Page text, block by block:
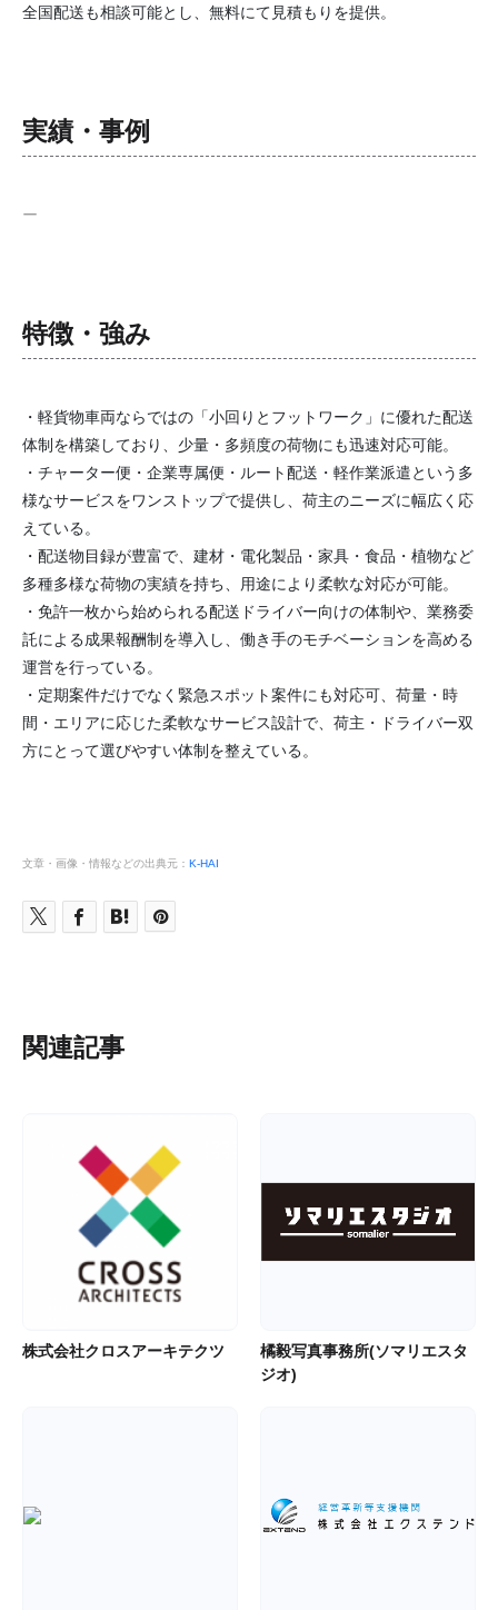
全国配送も相談可能とし、無料にて見積もりを提供。
実績・事例
ー
特徴・強み
・軽貨物車両ならではの「小回りとフットワーク」に優れた配送
体制を構築しており、少量・多頻度の荷物にも迅速対応可能。
・チャーター便・企業専属便・ルート配送・軽作業派遣という多
様なサービスをワンストップで提供し、荷主のニーズに幅広く応
えている。
・配送物目録が豊富で、建材・電化製品・家具・食品・植物など
多種多様な荷物の実績を持ち、用途により柔軟な対応が可能。
・免許一枚から始められる配送ドライバー向けの体制や、業務委
託による成果報酬制を導入し、働き手のモチベーションを高める
運営を行っている。
・定期案件だけでなく緊急スポット案件にも対応可、荷量・時
間・エリアに応じた柔軟なサービス設計で、荷主・ドライバー双
方にとって選びやすい体制を整えている。
文章・画像・情報などの出典元： K-HAI
関連記事
株式会社クロスアーキテクツ
橘毅写真事務所(ソマリエスタ
ジオ)